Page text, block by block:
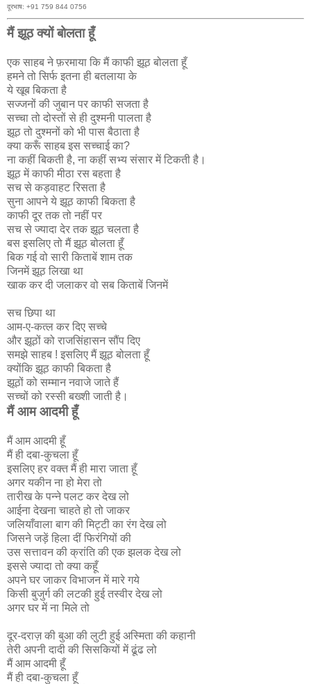
दूरभाष: +91 759 844 0756
मैं झूठ क्यों बोलता हूँ
एक साहब ने फ़रमाया कि मैं काफी झूठ बोलता हूँ
हमने तो सिर्फ इतना ही बतलाया के
ये खूब बिकता है
सज्जनों की जुबान पर काफी सजता है
सच्चा तो दोस्तों से ही दुश्मनी पालता है
झूठ तो दुश्मनों को भी पास बैठाता है
क्या करूँ साहब इस सच्चाई का?
ना कहीं बिकती है, ना कहीं सभ्य संसार में टिकती है।
झूठ में काफी मीठा रस बहता है
सच से कड़वाहट रिसता है
सुना आपने ये झूठ काफी बिकता है
काफी दूर तक तो नहीं पर
सच से ज्यादा देर तक झूठ चलता है
बस इसलिए तो मैं झूठ बोलता हूँ
बिक गई वो सारी किताबें शाम तक
जिनमें झूठ लिखा था
खाक कर दी जलाकर वो सब किताबें जिनमें
सच छिपा था
आम-ए-कत्ल कर दिए सच्चे
और झूठों को राजसिंहासन सौंप दिए
समझे साहब ! इसलिए मैं झूठ बोलता हूँ
क्योंकि झूठ काफी बिकता है
झूठों को सम्मान नवाजे जाते हैं
सच्चों को रस्सी बख्शी जाती है।
मैं आम आदमी हूँ
मैं आम आदमी हूँ
मैं ही दबा-कुचला हूँ
इसलिए हर वक्त मैं ही मारा जाता हूँ
अगर यकीन ना हो मेरा तो
तारीख के पन्ने पलट कर देख लो
आईना देखना चाहते हो तो जाकर
जलियाँवाला बाग की मिट्टी का रंग देख लो
जिसने जड़ें हिला दीं फिरंगियों की
उस सत्तावन की क्रांति की एक झलक देख लो
इससे ज्यादा तो क्या कहूँ
अपने घर जाकर विभाजन में मारे गये
किसी बुजुर्ग की लटकी हुई तस्वीर देख लो
अगर घर में ना मिले तो
दूर-दराज़ की बुआ की लुटी हुई अस्मिता की कहानी
तेरी अपनी दादी की सिसकियों में ढूंढ लो
मैं आम आदमी हूँ
मैं ही दबा-कुचला हूँ